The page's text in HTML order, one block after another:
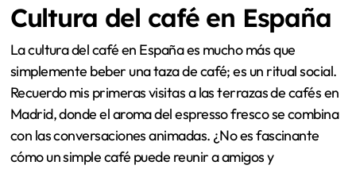
Cultura del café en España
La cultura del café en España es mucho más que
simplemente beber una taza de café; es un ritual social.
Recuerdo mis primeras visitas a las terrazas de cafés en
Madrid, donde el aroma del espresso fresco se combina
con las conversaciones animadas. ¿No es fascinante
cómo un simple café puede reunir a amigos y